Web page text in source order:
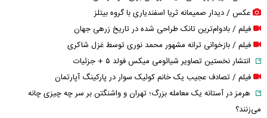
عکس / دیدار صمیمانه ثریا اسفندیاری با گروه بیتلز
فیلم / بادوام‌ترین تانک طراحی شده در تاریخ زرهی جهان
فیلم / بازخوانی ترانه مشهور محمد نوری توسط غزل شاکری
انتشار نخستین تصاویر شیائومی میکس فولد ۵ + جزئیات
فیلم / تصادف عجیب یک خانم کوئیک سوار در پارکینگ آپارتمان
هرمز در آستانه یک معامله بزرگ؛ تهران و واشنگتن بر سر چه چیزی چانه
می‌زنند؟